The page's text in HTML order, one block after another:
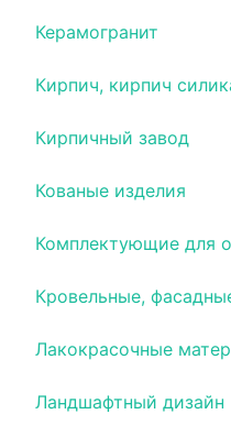
Керамогранит
Кирпич, кирпич
Кирпичный завод
Кованые изделия
Комплектующие для
Кровельные,
Лакокрасочные
Ландшафтный дизайн